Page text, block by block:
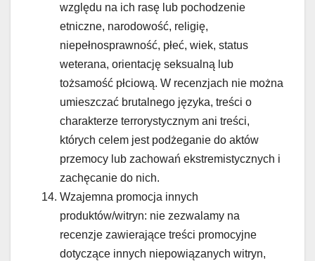
względu na ich rasę lub pochodzenie
etniczne, narodowość, religię,
niepełnosprawność, płeć, wiek, status
weterana, orientację seksualną lub
tożsamość płciową. W recenzjach nie można
umieszczać brutalnego języka, treści o
charakterze terrorystycznym ani treści,
których celem jest podżeganie do aktów
przemocy lub zachowań ekstremistycznych i
zachęcanie do nich.
Wzajemna promocja innych
produktów/witryn: nie zezwalamy na
recenzje zawierające treści promocyjne
dotyczące innych niepowiązanych witryn,